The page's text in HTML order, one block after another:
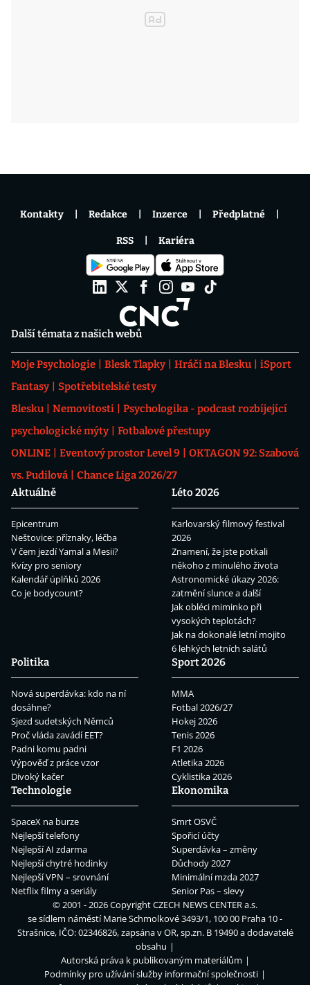
Další témata z našich webů
Moje Psychologie Blesk Tlapky Hráči na Blesku
iSport
Fantasy
Spotřebitelské testy
Blesku
Nemovitosti
Psychologika - podcast rozbíjející
psychologické mýty
Fotbalové přestupy
ONLINE
Eventový prostor Level 9
OKTAGON 92: Szabová
vs. Pudilová
Chance Liga 2026/27
Aktuálně
Epicentrum
Neštovice: příznaky, léčba
V čem jezdí Yamal a Mesii?
Kvízy pro seniory
Kalendář úplňků 2026
Co je bodycount?
Léto 2026
Karlovarský filmový festival
2026
Znamení, že jste potkali
někoho z minulého života
Astronomické úkazy 2026:
zatmění slunce a další
Jak obléci miminko při
vysokých teplotách?
Jak na dokonalé letní mojito
6 lehkých letních salátů
Politika
Nová superdávka: kdo na ní
dosáhne?
Sjezd sudetských Němců
Proč vláda zavádí EET?
Padni komu padni
Výpověď z práce vzor
Divoký kačer
Sport 2026
MMA
Fotbal 2026/27
Hokej 2026
Tenis 2026
F1 2026
Atletika 2026
Cyklistika 2026
Technologie
SpaceX na burze
Nejlepší telefony
Nejlepší AI zdarma
Nejlepší chytré hodinky
Nejlepší VPN – srovnání
Netflix filmy a seriály
Ekonomika
Smrt OSVČ
Spořicí účty
Superdávka – změny
Důchody 2027
Minimální mzda 2027
Senior Pas – slevy
Kontakty Redakce Inzerce Předplatné
RSS Kariéra
© 2001 - 2026 CopyrightCZECH NEWS CENTER a.s.
se sídlem náměstí Marie Schmolkové 3493/1, 100 00 Praha 10 -
Strašnice, IČO: 02346826, zapsána v OR, sp.zn. B 19490 a dodavatelé
obsahu
Autorská práva k publikovaným materiálům
Podmínky pro užívání služby informační společnosti